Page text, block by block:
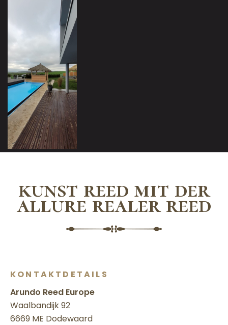
kunst reed mit der
allure realer reed
KONTAKTDETAILS
Arundo Reed Europe
Waalbandijk 92
6669 ME Dodewaard